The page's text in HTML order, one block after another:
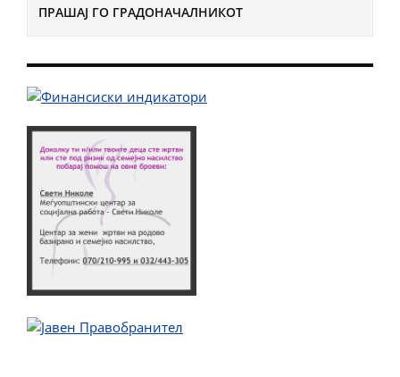
ПРАШАЈ ГО ГРАДОНАЧАЛНИКОТ